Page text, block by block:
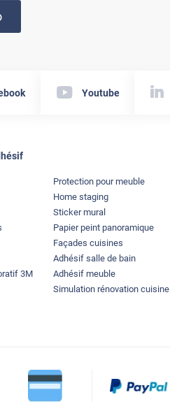
Youtube
3M
Protection pour meuble
Home staging
Sticker mural
Papier peint panoramique
Façades cuisines
Adhésif salle de bain
Adhésif meuble
Simulation rénovation cuisine